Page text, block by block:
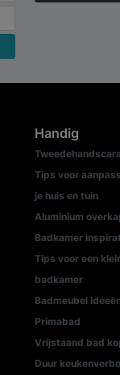
Handig
Tips voor
je huis en tuin
Aluminium
Badkamer
Tips voor een
badkamer
Badmeubel
Primabad
Vrijstaand bad
Duur